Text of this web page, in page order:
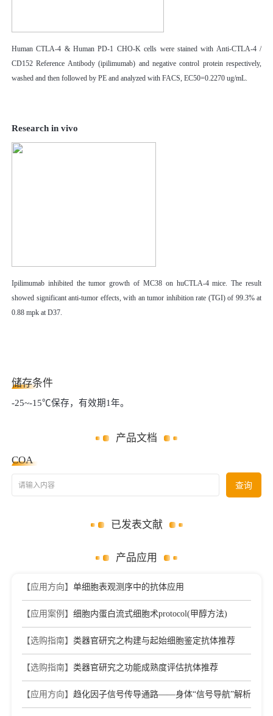
Human CTLA-4 & Human PD-1 CHO-K cells were stained with Anti-CTLA-4 /
CD152 Reference Antibody (ipilimumab) and negative control protein respectively,
washed and then followed by PE and analyzed with FACS, EC50=0.2270 ug/mL.
Research in vivo
Ipilimumab inhibited the tumor growth of MC38 on huCTLA-4 mice. The result
showed significant anti-tumor effects, with an tumor inhibition rate (TGI) of 99.3% at
0.88 mpk at D37.
储存条件
-25~-15℃保存， 有效期1年。
产品文档
COA
请输入内容 查询
已发表文献
产品应用
【应用方向】 单细胞表观测序中的抗体应用
【应用案例】 细胞内蛋白流式细胞术protocol(甲醇方法)
【选购指南】 类器官研究之构建与起始细胞鉴定抗体推荐
【选购指南】 类器官研究之功能成熟度评估抗体推荐
【应用方向】 趋化因子信号传导通路——身体“信号导航”解析